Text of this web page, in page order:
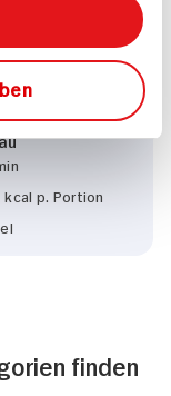
p. Portion
finden